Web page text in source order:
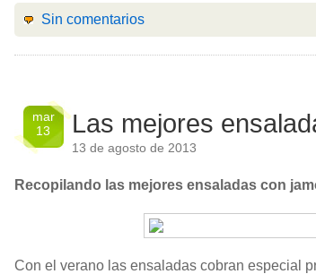
Sin comentarios
mar
13
Las mejores
13 de agosto de 2013
Recopilando las mejores ensaladas con
Con el verano las ensaladas cobran especial